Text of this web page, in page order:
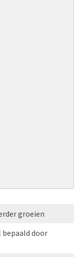
groeien
door